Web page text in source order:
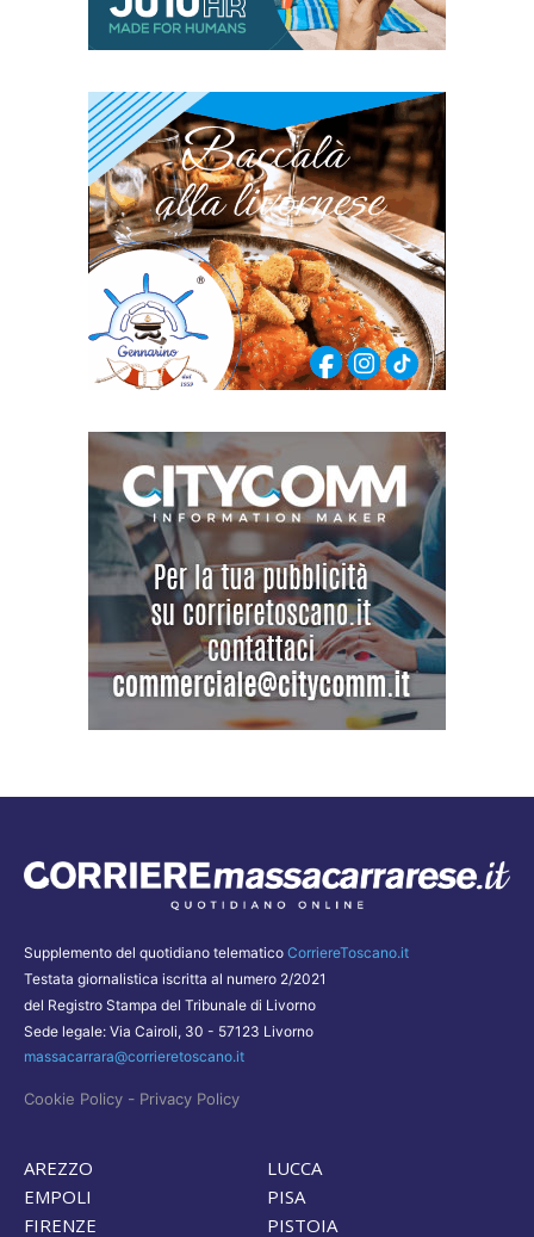
Supplemento del quotidiano telematico CorriereToscano.it
Testata giornalistica iscritta al numero 2/2021
del Registro Stampa del Tribunale di Livorno
Sede legale: Via Cairoli, 30 - 57123 Livorno
massacarrara@corrieretoscano.it
Cookie Policy - Privacy Policy
AREZZO
EMPOLI
FIRENZE
LUCCA
PISA
PISTOIA